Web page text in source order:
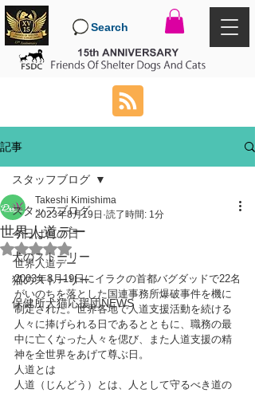
Search
記事
スタッフブログ
今日は何の日
犬のストーリー
猫のストーリー
保健所犬猫応援団NEWS
スタッフブログ
世界人道デー
Takeshi Kimishima
2023年8月19日 読了時間: 1分
5つ星のうちNaNと評価されています。
世界人道デー
2003年8月19日にイラクの首都バグダッドで22名
がいのちを落とした国連事務所爆破事件を機に
制定された。世界各地で人道支援活動を続ける
人々に捧げられる日であるとともに、職務の最
中に亡くなった人々を偲び、また人道支援の精
神を全世界をあげて尊ぶ日。
人道とは
人道（じんどう）とは、人として守るべき道の